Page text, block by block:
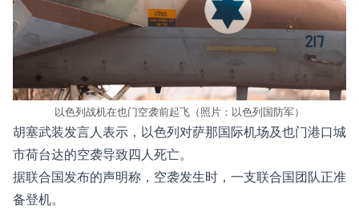
以色列战机在也门空袭前起飞（照片：以色列国防军）
胡塞武装发言人表示，以色列对萨那国际机场及也门港口城
市荷台达的空袭导致四人死亡。
据联合国发布的声明称，空袭发生时，一支联合国团队正准
备登机。